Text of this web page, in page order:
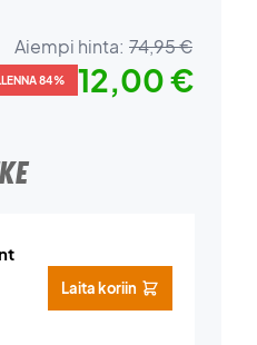
Aiempi hinta: 74,95 €
84% 12,00 €
Laita koriin